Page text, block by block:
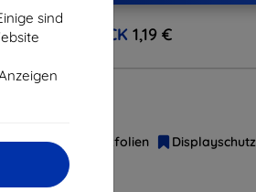
sind
CASHBACK 1,19 €
Zubehör
Schutzfolien Displayschutz